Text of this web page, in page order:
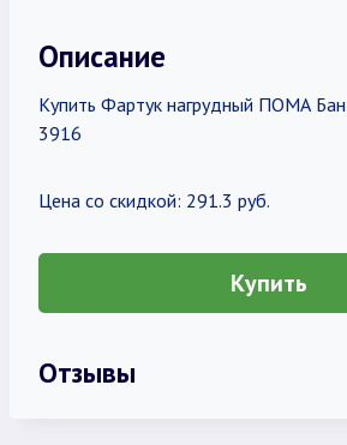
Описание
Купить Фартук нагрудный ПОМА
3916
Цена со скидкой: 291.3 руб.
Купить
Отзывы